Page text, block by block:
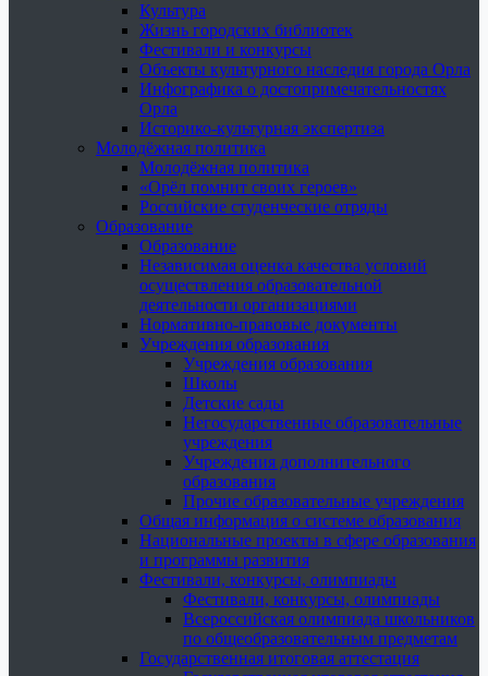
Культура
Жизнь городских библиотек
Фестивали и конкурсы
Объекты культурного наследия города Орла
Инфографика о достопримечательностях
Орла
Историко-культурная экспертиза
Молодёжная политика
Молодёжная политика
«Орёл помнит своих героев»
Российские студенческие отряды
Образование
Образование
Независимая оценка качества условий
осуществления образовательной
деятельности организациями
Нормативно-правовые документы
Учреждения образования
Учреждения образования
Школы
Детские сады
Негосударственные образовательные
учреждения
Учреждения дополнительного
образования
Прочие образовательные учреждения
Общая информация о системе образования
Национальные проекты в сфере образования
и программы развития
Фестивали, конкурсы, олимпиады
Фестивали, конкурсы, олимпиады
Всероссийская олимпиада школьников
по общеобразовательным предметам
Государственная итоговая аттестация